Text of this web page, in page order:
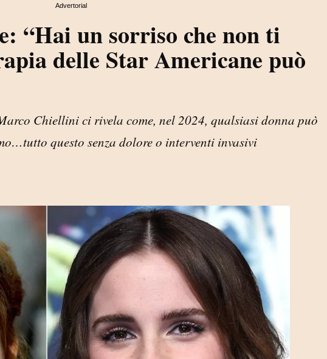
Advertorial
“Hai un sorriso che non ti
delle Star Americane può
Chiellini ci rivela come, nel 2024, qualsiasi donna può
questo senza dolore o interventi invasivi